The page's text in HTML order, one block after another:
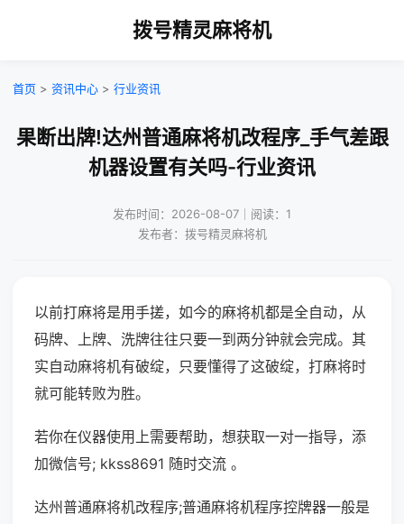
拨号精灵麻将机
首页 > 资讯中心 > 行业资讯
果断出牌!达州普通麻将机改程序_手气差跟
机器设置有关吗-行业资讯
发布时间：2026-08-07｜阅读：1
发布者：拨号精灵麻将机
以前打麻将是用手搓，如今的麻将机都是全自动，从
码牌、上牌、洗牌往往只要一到两分钟就会完成。其
实自动麻将机有破绽，只要懂得了这破绽，打麻将时
就可能转败为胜。
若你在仪器使用上需要帮助，想获取一对一指导，添
加微信号; kkss8691 随时交流 。
达州普通麻将机改程序;普通麻将机程序控牌器一般是